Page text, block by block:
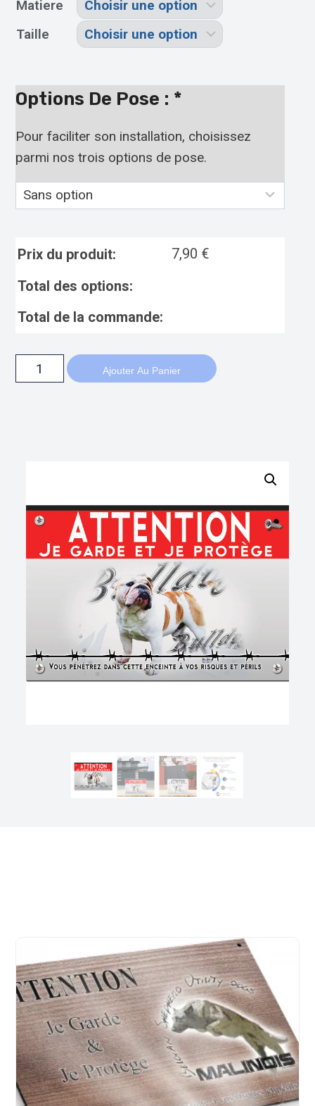
Matiere
Taille
Options De Pose : *
Pour faciliter son installation, choisissez
parmi nos trois options de pose.
Prix du produit: 7,90 €
Total des options:
Total de la commande:
Ajouter Au Panier